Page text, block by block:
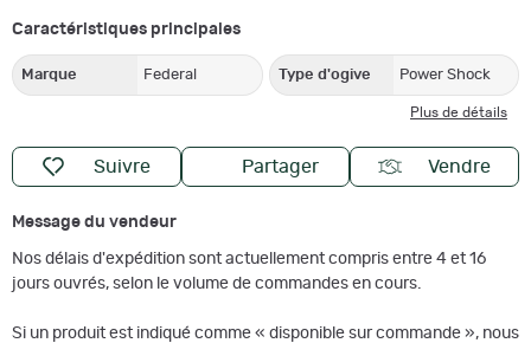
Caractéristiques principales
Marque Federal Type d'ogive Power Shock
Plus de détails
Suivre Partager Vendre
Message du vendeur
Nos délais d'expédition sont actuellement compris entre 4 et 16
jours ouvrés, selon le volume de commandes en cours.
Si un produit est indiqué comme « disponible sur commande », nous